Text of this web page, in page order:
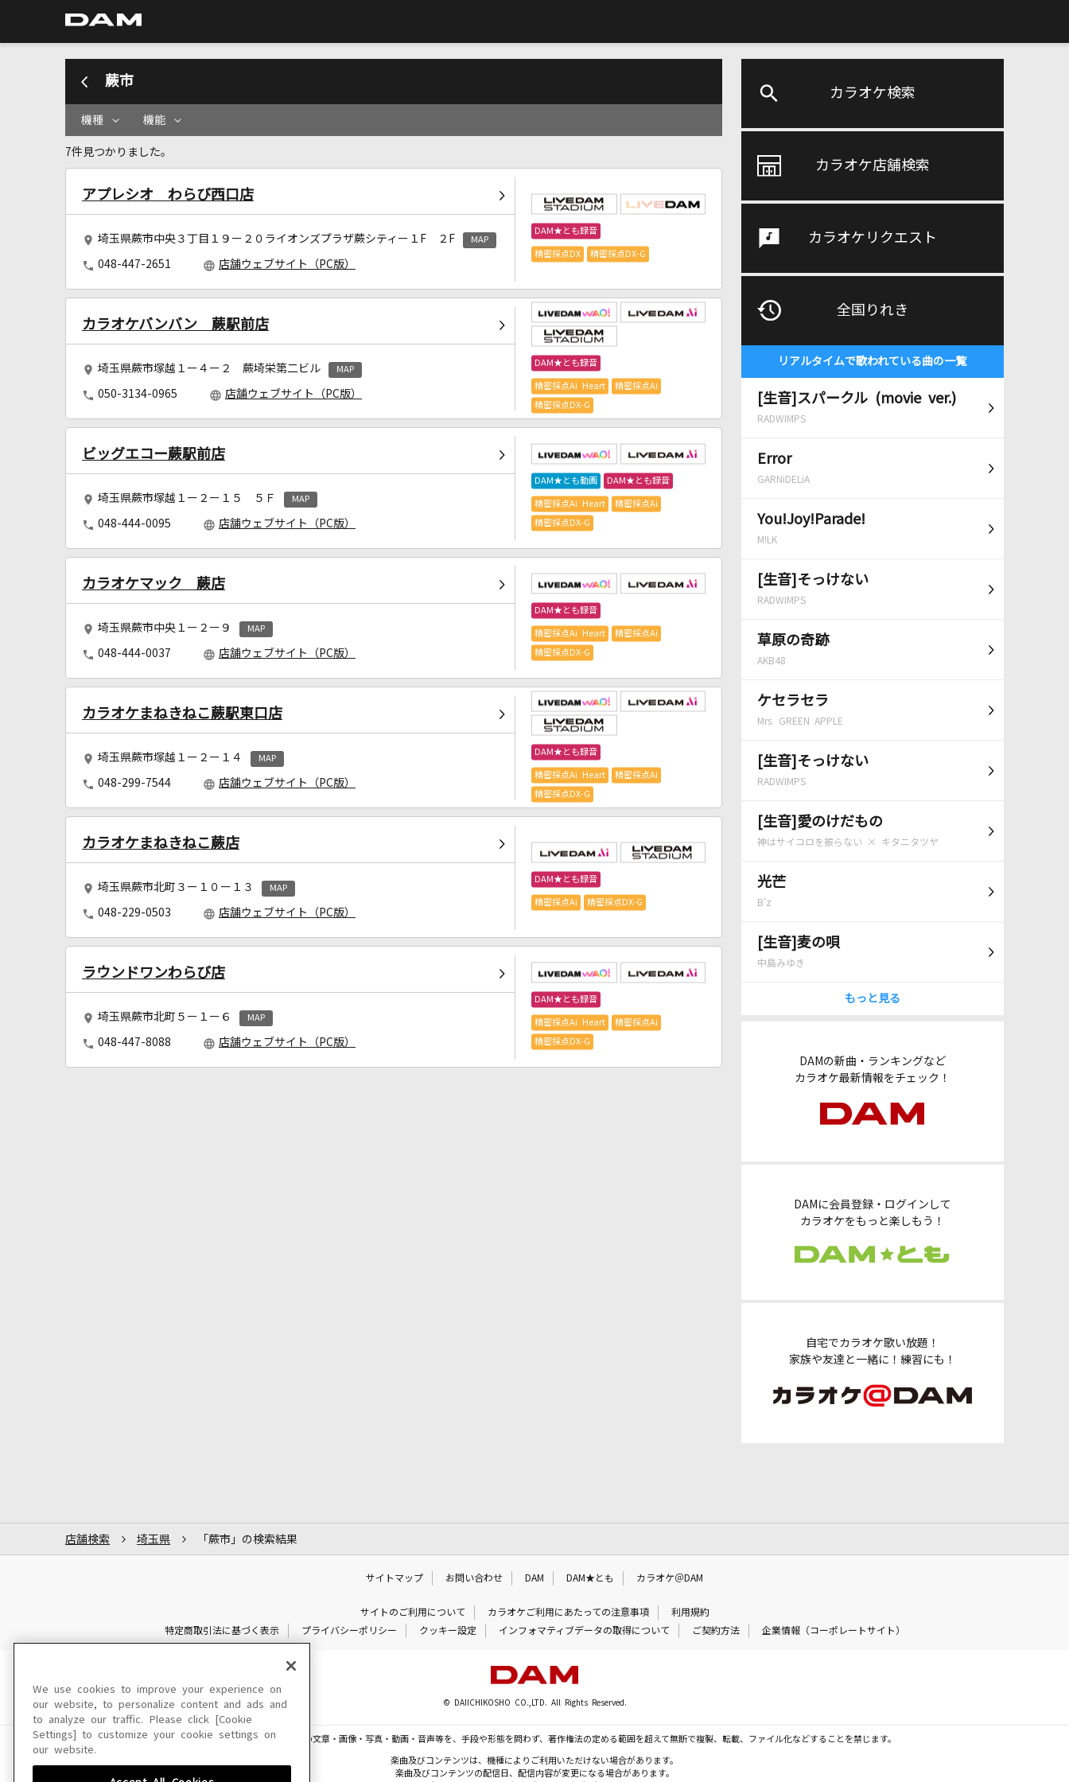
カラオケ検索
カラオケ店舗検索
カラオケリクエスト
全国りれき
リアルタイムで歌われている曲の一覧
[生音]スパークル (movie ver.)
RADWIMPS
Error
GARNiDELiA
You!Joy!Parade!
M!LK
[生音]そっけない
RADWIMPS
草原の奇跡
AKB48
ケセラセラ
Mrs. GREEN APPLE
[生音]そっけない
RADWIMPS
[生音]愛のけだもの
神はサイコロを振らない × キタニタツヤ
光芒
B'z
[生音]麦の唄
中島みゆき
もっと見る
DAMの新曲・ランキングなど
カラオケ最新情報をチェック！
DAMに会員登録・ログインして
カラオケをもっと楽しもう！
自宅でカラオケ歌い放題！
家族や友達と一緒に！練習にも！
蕨市
機種 機能
7件見つかりました。
アプレシオ わらび西口店
埼玉県蕨市中央３丁目１９ー２０ライオンズプラザ蕨シティー１F ２F MAP
048-447-2651 店舗ウェブサイト（PC版）
DAM★とも録音
精密採点DX 精密採点DX-G
カラオケバンバン 蕨駅前店
埼玉県蕨市塚越１ー４ー２ 蕨埼栄第二ビル MAP
050-3134-0965 店舗ウェブサイト（PC版）
DAM★とも録音
精密採点Ai Heart 精密採点Ai
精密採点DX-G
ビッグエコー蕨駅前店
埼玉県蕨市塚越１ー２ー１５ ５Ｆ MAP
048-444-0095 店舗ウェブサイト（PC版）
DAM★とも動画 DAM★とも録音
精密採点Ai Heart 精密採点Ai
精密採点DX-G
カラオケマック 蕨店
埼玉県蕨市中央１ー２ー９ MAP
048-444-0037 店舗ウェブサイト（PC版）
DAM★とも録音
精密採点Ai Heart 精密採点Ai
精密採点DX-G
カラオケまねきねこ蕨駅東口店
埼玉県蕨市塚越１ー２ー１４ MAP
048-299-7544 店舗ウェブサイト（PC版）
DAM★とも録音
精密採点Ai Heart 精密採点Ai
精密採点DX-G
カラオケまねきねこ蕨店
埼玉県蕨市北町３ー１０ー１３ MAP
048-229-0503 店舗ウェブサイト（PC版）
DAM★とも録音
精密採点Ai 精密採点DX-G
ラウンドワンわらび店
埼玉県蕨市北町５ー１ー６ MAP
048-447-8088 店舗ウェブサイト（PC版）
DAM★とも録音
精密採点Ai Heart 精密採点Ai
精密採点DX-G
店舗検索 埼玉県 「蕨市」の検索結果
サイトマップ お問い合わせ DAM DAM★とも カラオケ＠DAM
サイトのご利用について カラオケご利用にあたっての注意事項
利用規約
特定商取引法に基づく表示
プライバシーポリシー クッキー設定 インフォマティブデータの取得について ご契約方法 企業情報（コーポレートサイト）
© DAIICHIKOSHO CO.,LTD. All Rights Reserved.
このサイトに掲載されている一切の文章・画像・写真・動画・音声等を、手段や形態を問わず、著作権法の定める範囲を超えて無断で複製、転載、ファイル化などすることを禁じます。
楽曲及びコンテンツは、機種によりご利用いただけない場合があります。
楽曲及びコンテンツの配信日、配信内容が変更になる場合があります。
We use cookies to improve your experience on
our website, to personalize content and ads and
to analyze our traffic. Please click [Cookie
Settings] to customize your cookie settings on
our website.